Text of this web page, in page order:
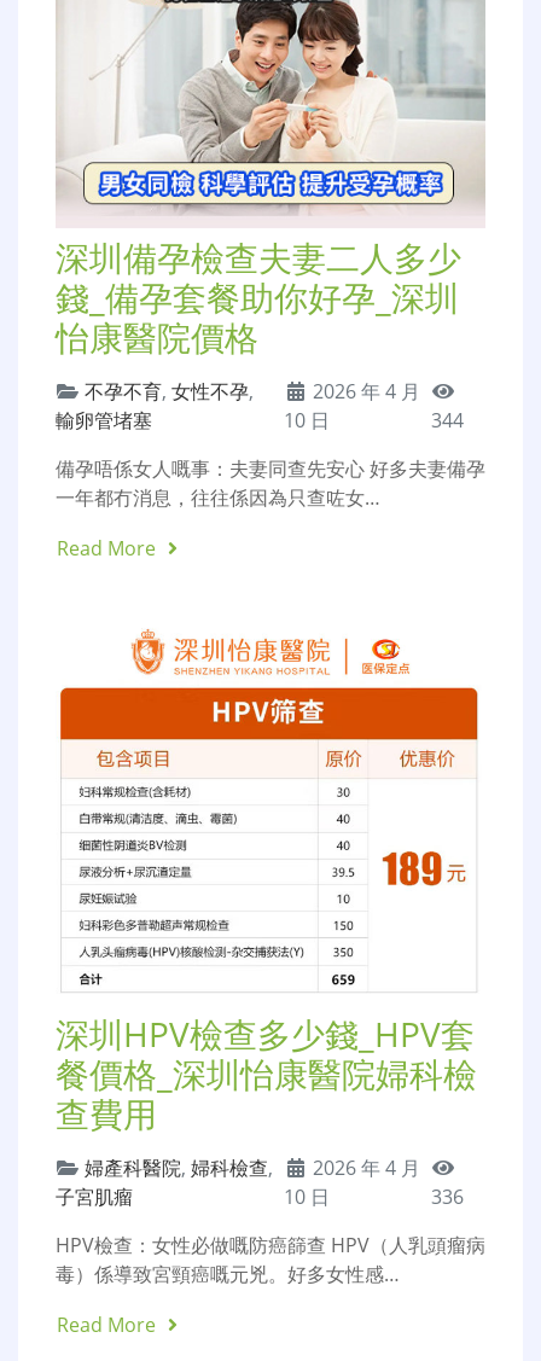
深圳備孕檢查夫妻二人多少
錢_備孕套餐助你好孕_深圳
怡康醫院價格
不孕不育, 女性不孕,
輸卵管堵塞
2026 年 4 月
10 日
344
備孕唔係女人嘅事：夫妻同查先安心 好多夫妻備孕
一年都冇消息，往往係因為只查咗女…
Read More
深圳HPV檢查多少錢_HPV套
餐價格_深圳怡康醫院婦科檢
查費用
婦產科醫院, 婦科檢查,
子宮肌瘤
2026 年 4 月
10 日
336
HPV檢查：女性必做嘅防癌篩查 HPV（人乳頭瘤病
毒）係導致宮頸癌嘅元兇。好多女性感…
Read More